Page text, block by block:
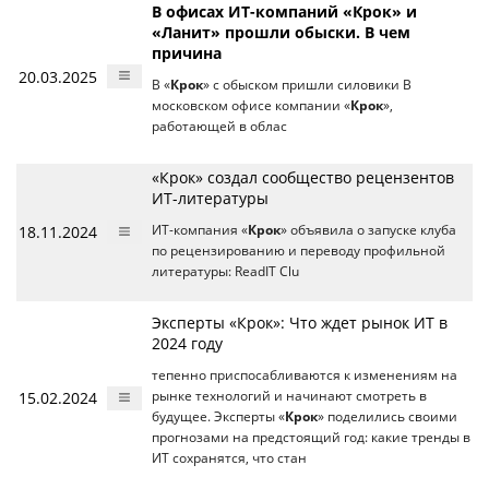
20.03.2025
В офисах ИТ-компаний «Крок» и
«Ланит» прошли обыски. В чем
причина
В «Крок» с обыском пришли силовики В
московском офисе компании «Крок»,
работающей в облас
18.11.2024
«Крок» создал сообщество рецензентов
ИТ-литературы
ИТ-компания «Крок» объявила о запуске клуба
по рецензированию и переводу профильной
литературы: ReadIT Clu
15.02.2024
Эксперты «Крок»: Что ждет рынок ИТ в
2024 году
тепенно приспосабливаются к изменениям на
рынке технологий и начинают смотреть в
будущее. Эксперты «Крок» поделились своими
прогнозами на предстоящий год: какие тренды в
ИТ сохранятся, что стан